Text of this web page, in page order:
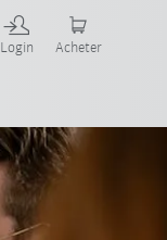
Login Acheter